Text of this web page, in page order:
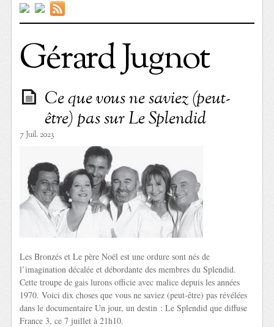
Gérard Jugnot
Ce que vous ne saviez (peut-
être) pas sur Le Splendid
7 Juil. 2023
Les Bronzés et Le père Noël est une ordure sont nés de
l’imagination décalée et débordante des membres du Splendid.
Cette troupe de gais lurons officie avec malice depuis les années
1970. Voici dix choses que vous ne saviez (peut-être) pas révélées
dans le documentaire Un jour, un destin : Le Splendid que diffuse
France 3, ce 7 juillet à 21h10.